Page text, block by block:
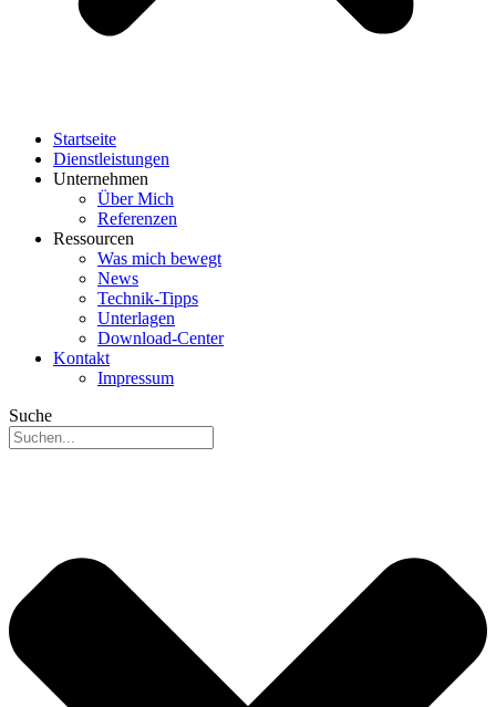
Startseite
Dienstleistungen
Unternehmen
Über Mich
Referenzen
Ressourcen
Was mich bewegt
News
Technik-Tipps
Unterlagen
Download-Center
Kontakt
Impressum
Suche